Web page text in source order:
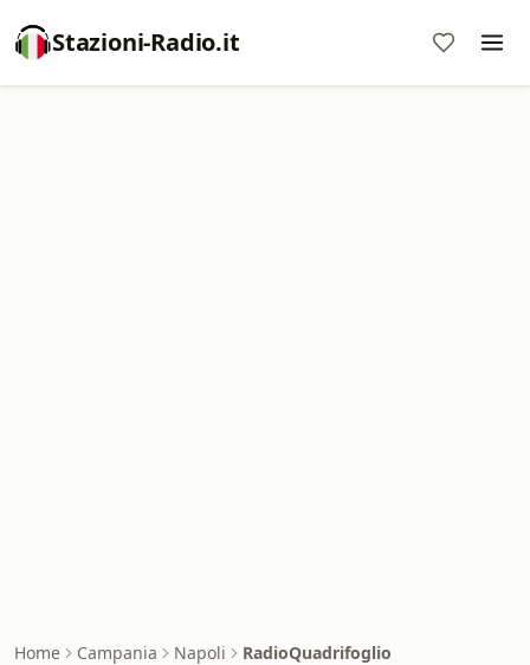
Stazioni-Radio.it
Home Campania Napoli RadioQuadrifoglio